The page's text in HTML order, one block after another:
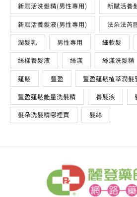
新賦活洗髮精(男性專用) 新賦活養
新賦活養髮液(男性專用) 法朵法芮
潤髮乳 男性專用 細軟髮
絲樣養髮液 絲漾 絲漾洗髮精
蓬鬆 豐盈 豐盈蓬鬆植萃潤髮
豐盈蓬鬆能量洗髮精 養髮液
髮朵洗髮精哪裡買 髮絲